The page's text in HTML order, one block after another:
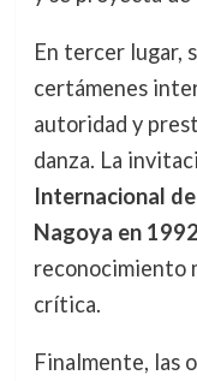
En tercer lugar,
certámenes
autoridad y
danza. La
Internacional
Nagoya en 1992
reconocimiento
crítica.
Finalmente, las